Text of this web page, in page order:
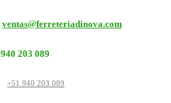
ventas@ferreteriadinova.com
940 203 089
+51 940 203 089